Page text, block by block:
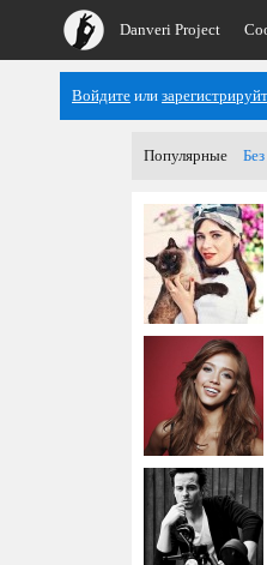
Danveri Project
Войдите или
Популярные